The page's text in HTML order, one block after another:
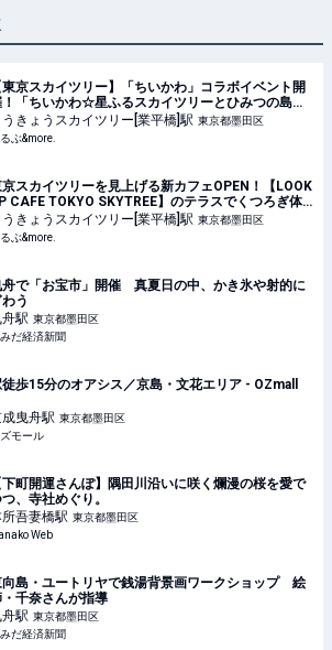
東京スカイツリー】「ちいかわ」コラボイベント開
「ちいかわ☆星ふるスカイツリーとひみつの島」
るるぶ&more.
うきょうスカイツリー[業平橋]駅 東京都墨田区
ぶ&more.
スカイツリーを見上げる新カフェOPEN！【LOOK
CAFE TOKYO SKYTREE】のテラスでくつろぎ体
｜るるぶ&more.
うきょうスカイツリー[業平橋]駅 東京都墨田区
ぶ&more.
舟で「お宝市」開催 真夏日の中、かき氷や射的に
う
舟駅 東京都墨田区
だ経済新聞
歩15分のオアシス／京島・文花エリア - OZmall
曳舟駅 東京都墨田区
モール
下町開運さんぽ】隅田川沿いに咲く爛漫の桜を愛で
、寺社めぐり。
吾妻橋駅 東京都墨田区
Web
向島・ユートリヤで銭湯背景画ワークショップ 絵
千奈さんが指導
舟駅 東京都墨田区
だ経済新聞